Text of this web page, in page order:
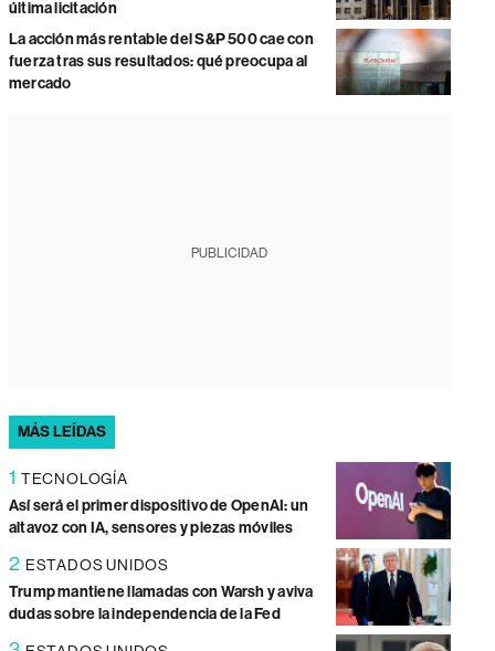
última licitación
La acción más rentable del S&P 500 cae con
fuerza tras sus resultados: qué preocupa al
mercado
PUBLICIDAD
MÁS LEÍDAS
1 TECNOLOGÍA
Así será el primer dispositivo de OpenAI: un
altavoz con IA, sensores y piezas móviles
2 ESTADOS UNIDOS
Trump mantiene llamadas con Warsh y aviva
dudas sobre la independencia de la Fed